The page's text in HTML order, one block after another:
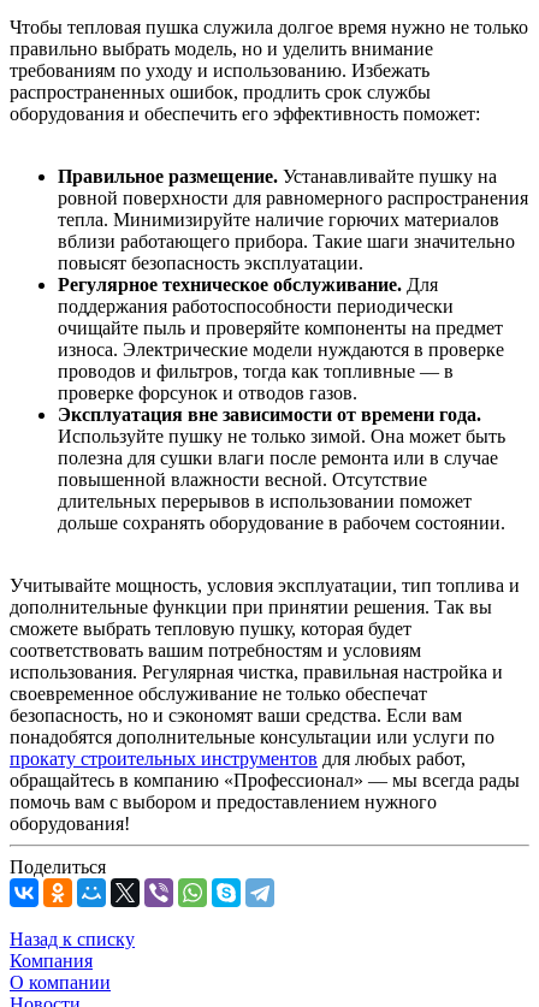
Чтобы тепловая пушка служила долгое время нужно не только
правильно выбрать модель, но и уделить внимание
требованиям по уходу и использованию. Избежать
распространенных ошибок, продлить срок службы
оборудования и обеспечить его эффективность поможет:
Правильное размещение. Устанавливайте пушку на
ровной поверхности для равномерного распространения
тепла. Минимизируйте наличие горючих материалов
вблизи работающего прибора. Такие шаги значительно
повысят безопасность эксплуатации.
Регулярное техническое обслуживание. Для
поддержания работоспособности периодически
очищайте пыль и проверяйте компоненты на предмет
износа. Электрические модели нуждаются в проверке
проводов и фильтров, тогда как топливные — в
проверке форсунок и отводов газов.
Эксплуатация вне зависимости от времени года.
Используйте пушку не только зимой. Она может быть
полезна для сушки влаги после ремонта или в случае
повышенной влажности весной. Отсутствие
длительных перерывов в использовании поможет
дольше сохранять оборудование в рабочем состоянии.
Учитывайте мощность, условия эксплуатации, тип топлива и
дополнительные функции при принятии решения. Так вы
сможете выбрать тепловую пушку, которая будет
соответствовать вашим потребностям и условиям
использования. Регулярная чистка, правильная настройка и
своевременное обслуживание не только обеспечат
безопасность, но и сэкономят ваши средства. Если вам
понадобятся дополнительные консультации или услуги по
прокату строительных инструментов для любых работ,
обращайтесь в компанию «Профессионал» — мы всегда рады
помочь вам с выбором и предоставлением нужного
оборудования!
Поделиться
Назад к списку
Компания
О компании